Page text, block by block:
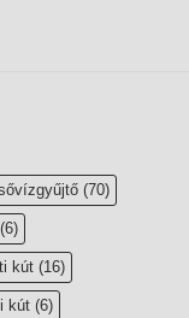
(70)
(6)
kút (16)
kút (6)